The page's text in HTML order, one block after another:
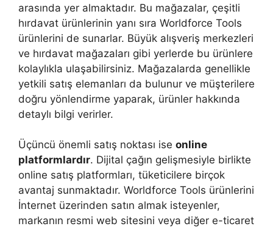
arasında yer almaktadır. Bu mağazalar, çeşitli
hırdavat ürünlerinin yanı sıra Worldforce Tools
ürünlerini de sunarlar. Büyük alışveriş merkezleri
ve hırdavat mağazaları gibi yerlerde bu ürünlere
kolaylıkla ulaşabilirsiniz. Mağazalarda genellikle
yetkili satış elemanları da bulunur ve müşterilere
doğru yönlendirme yaparak, ürünler hakkında
detaylı bilgi verirler.
Üçüncü önemli satış noktası ise online
platformlardır. Dijital çağın gelişmesiyle birlikte
online satış platformları, tüketicilere birçok
avantaj sunmaktadır. Worldforce Tools ürünlerini
İnternet üzerinden satın almak isteyenler,
markanın resmi web sitesini veya diğer e-ticaret